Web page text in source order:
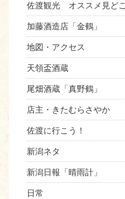
佐渡観光 オススメ見ど
加藤酒造店「金鶴」
地図・アクセス
天領盃酒蔵
尾畑酒蔵「真野鶴」
店主・きたむらさやか
佐渡に行こう！
新潟ネタ
新潟日報「晴雨計」
日常